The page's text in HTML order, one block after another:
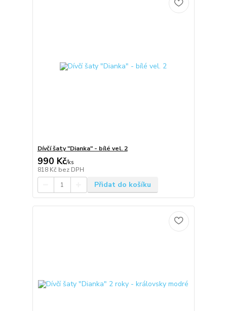
Dívčí šaty "Dianka" - bílé vel. 2
990 Kč/ks
818 Kč bez DPH
Přidat do košíku